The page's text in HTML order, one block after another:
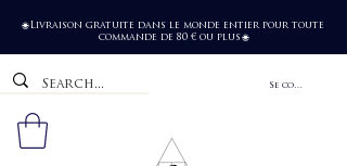
🌐 Livraison gratuite dans le monde entier pour toute
commande de 80 € ou plus 🌐
Se connecter